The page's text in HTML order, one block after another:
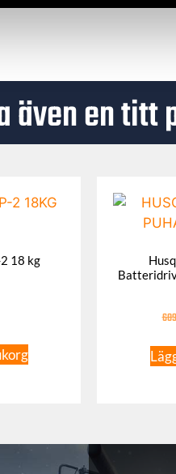
även en titt
18 kg